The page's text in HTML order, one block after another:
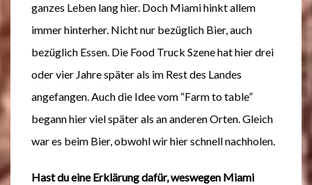
ganzes Leben lang hier. Doch Miami hinkt allem
immer hinterher. Nicht nur bezüglich Bier, auch
bezüglich Essen. Die Food Truck Szene hat hier drei
oder vier Jahre später als im Rest des Landes
angefangen. Auch die Idee vom “Farm to table”
begann hier viel später als an anderen Orten. Gleich
war es beim Bier, obwohl wir hier schnell nachholen.
Hast du eine Erklärung dafür, weswegen Miami